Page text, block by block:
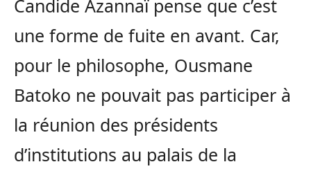
Candide Azannaï pense que c’est
une forme de fuite en avant. Car,
pour le philosophe, Ousmane
Batoko ne pouvait pas participer à
la réunion des présidents
d’institutions au palais de la